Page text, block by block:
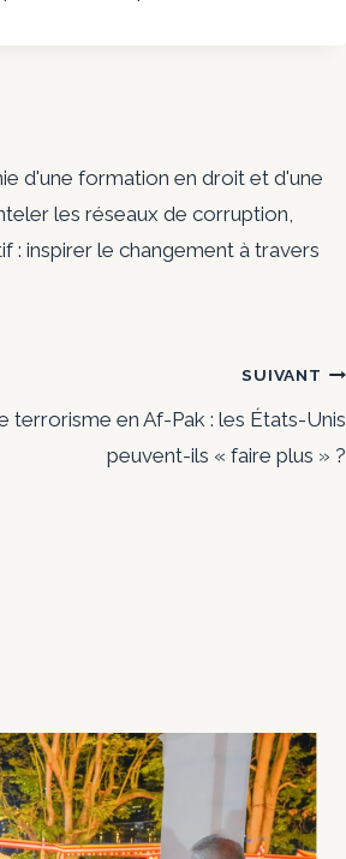
d'une formation en droit et d'une
les réseaux de corruption,
: inspirer le changement à travers
SUIVANT
terrorisme en Af-Pak : les États-Unis
peuvent-ils « faire plus » ?